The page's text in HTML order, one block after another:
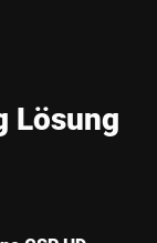
Lösung